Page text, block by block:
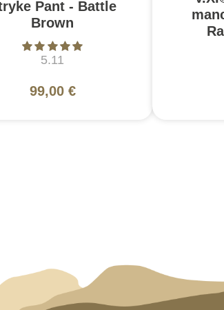
Pant - Battle
Brown
5.11
99,00 €